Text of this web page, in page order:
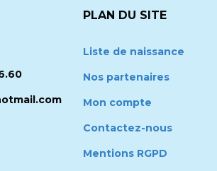
PLAN DU SITE
Liste de naissance
Nos partenaires
Mon compte
Contactez-nous
Mentions RGPD